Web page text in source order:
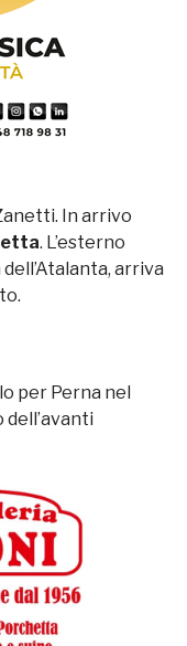
In arrivo
. L’esterno
arriva
per Perna nel